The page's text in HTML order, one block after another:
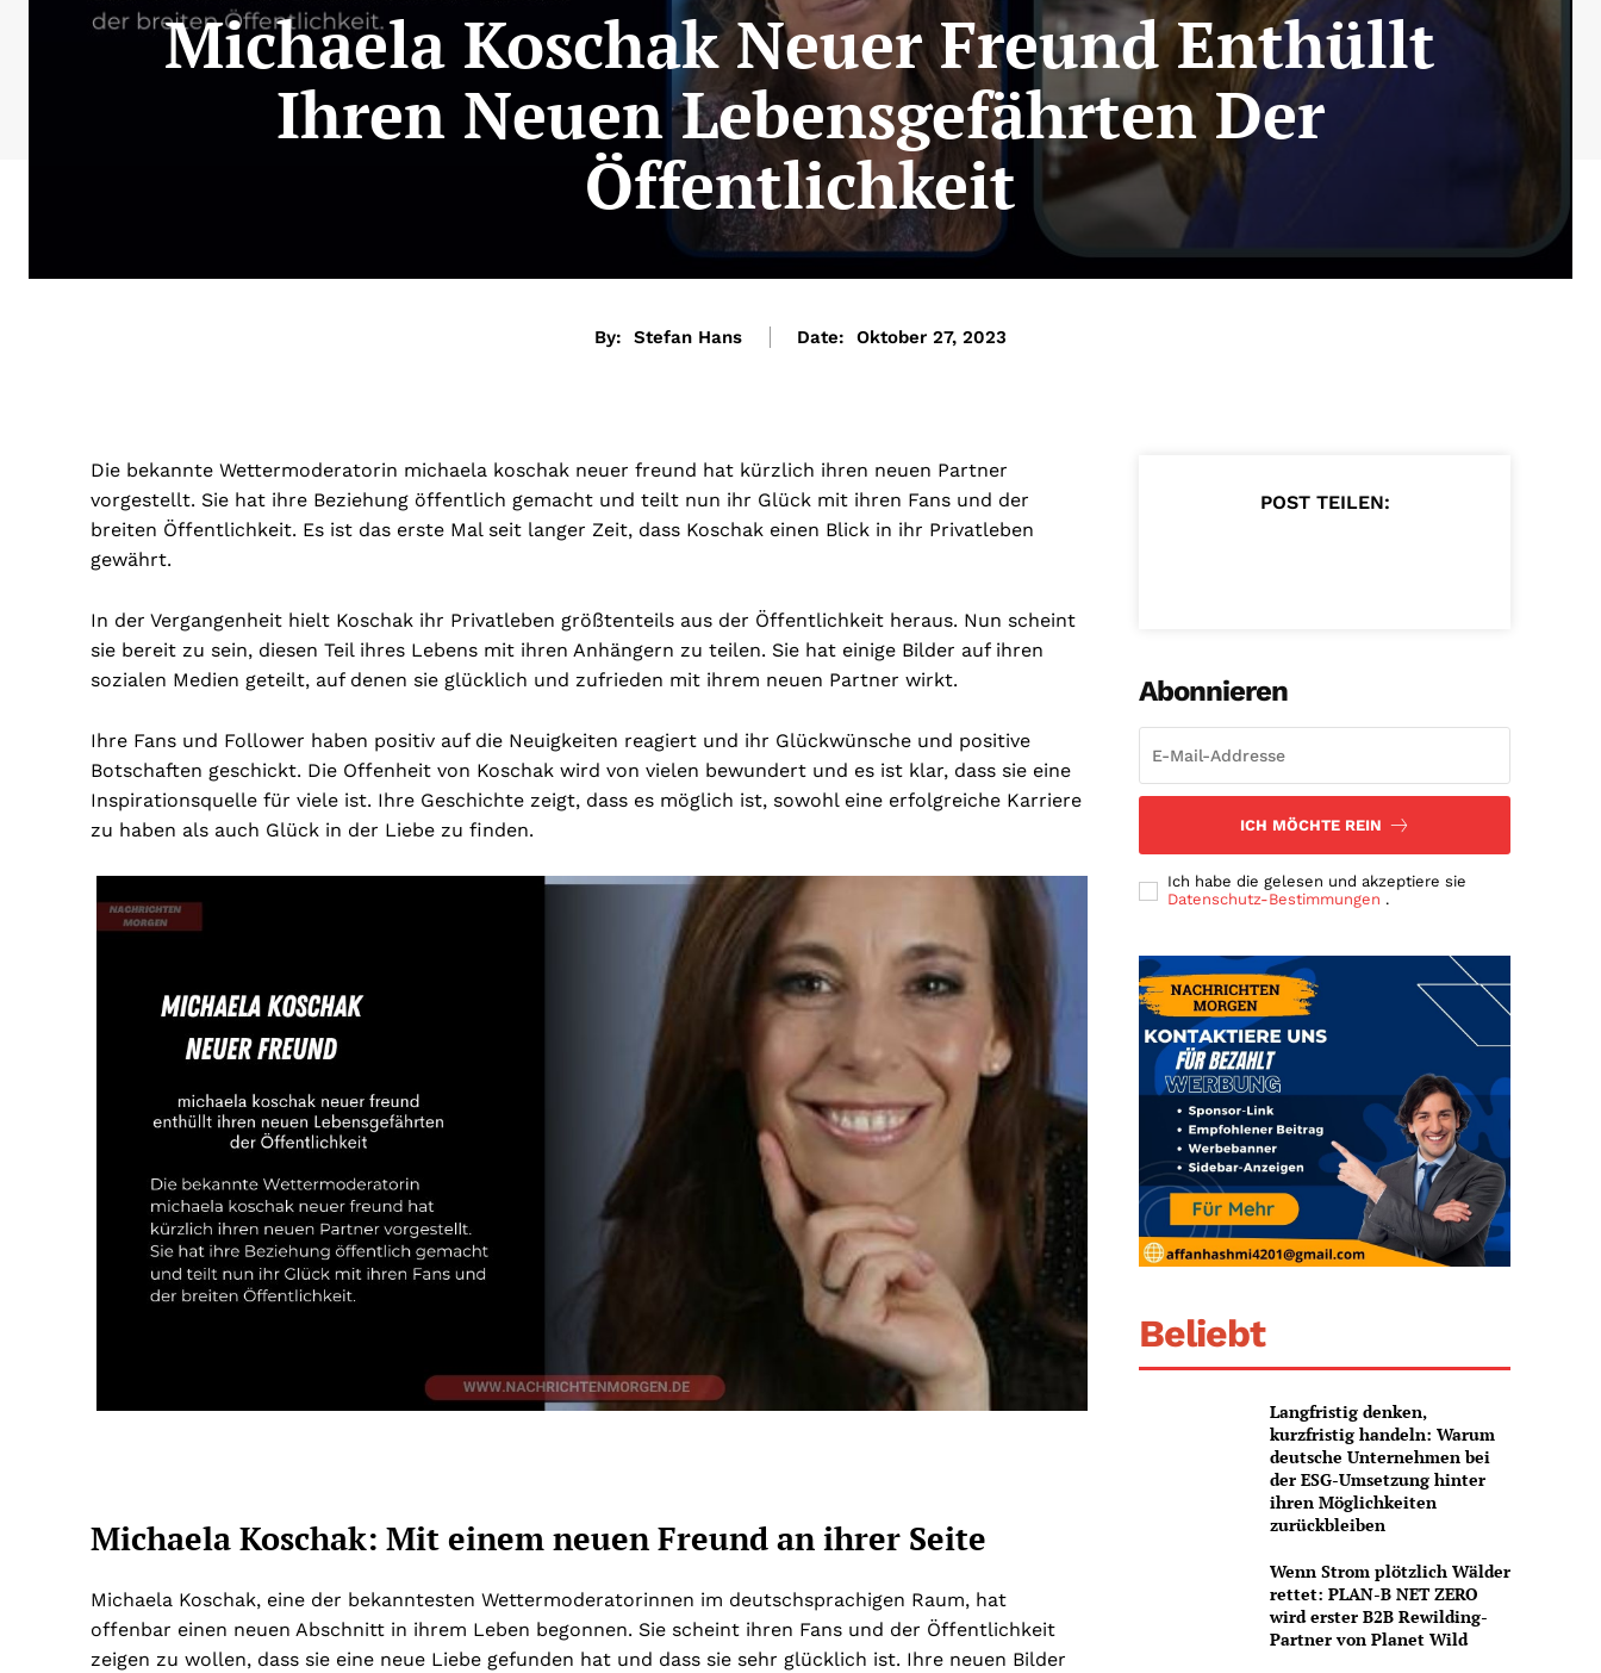
Michaela Koschak Neuer Freund Enthüllt
Ihren Neuen Lebensgefährten Der
Öffentlichkeit
By: Stefan Hans Date: Oktober 27, 2023
Die bekannte Wettermoderatorin michaela koschak neuer freund hat kürzlich ihren neuen Partner
vorgestellt. Sie hat ihre Beziehung öffentlich gemacht und teilt nun ihr Glück mit ihren Fans und der
breiten Öffentlichkeit. Es ist das erste Mal seit langer Zeit, dass Koschak einen Blick in ihr Privatleben
gewährt.
In der Vergangenheit hielt Koschak ihr Privatleben größtenteils aus der Öffentlichkeit heraus. Nun scheint
sie bereit zu sein, diesen Teil ihres Lebens mit ihren Anhängern zu teilen. Sie hat einige Bilder auf ihren
sozialen Medien geteilt, auf denen sie glücklich und zufrieden mit ihrem neuen Partner wirkt.
Ihre Fans und Follower haben positiv auf die Neuigkeiten reagiert und ihr Glückwünsche und positive
Botschaften geschickt. Die Offenheit von Koschak wird von vielen bewundert und es ist klar, dass sie eine
Inspirationsquelle für viele ist. Ihre Geschichte zeigt, dass es möglich ist, sowohl eine erfolgreiche Karriere
zu haben als auch Glück in der Liebe zu finden.
Michaela Koschak: Mit einem neuen Freund an ihrer Seite
Michaela Koschak, eine der bekanntesten Wettermoderatorinnen im deutschsprachigen Raum, hat
offenbar einen neuen Abschnitt in ihrem Leben begonnen. Sie scheint ihren Fans und der Öffentlichkeit
zeigen zu wollen, dass sie eine neue Liebe gefunden hat und dass sie sehr glücklich ist. Ihre neuen Bilder
POST TEILEN:
Abonnieren
ICH MÖCHTE REIN
Ich habe die gelesen und akzeptiere sie
Datenschutz-Bestimmungen .
Beliebt
Langfristig denken,
kurzfristig handeln: Warum
deutsche Unternehmen bei
der ESG-Umsetzung hinter
ihren Möglichkeiten
zurückbleiben
Wenn Strom plötzlich Wälder
rettet: PLAN-B NET ZERO
wird erster B2B Rewilding-
Partner von Planet Wild